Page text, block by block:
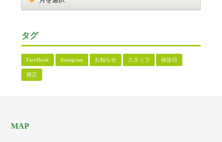
タグ
FaceBook Instagram お知らせ スタッフ 休診日
矯正
MAP